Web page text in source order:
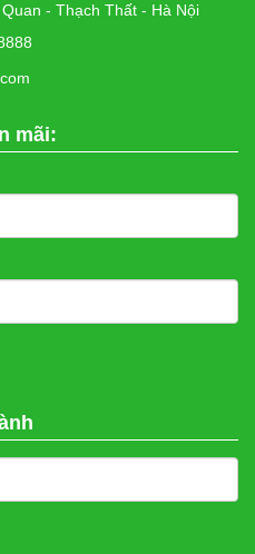
- Thạch Thất - Hà Nội
mãi: